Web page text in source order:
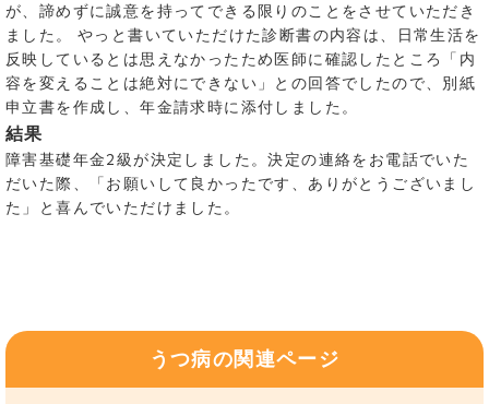
が、諦めずに誠意を持ってできる限りのことをさせていただき
ました。 やっと書いていただけた診断書の内容は、日常生活を
反映しているとは思えなかったため医師に確認したところ「内
容を変えることは絶対にできない」との回答でしたので、別紙
申立書を作成し、年金請求時に添付しました。
結果
障害基礎年金2級が決定しました。決定の連絡をお電話でいた
だいた際、「お願いして良かったです、ありがとうございまし
た」と喜んでいただけました。
うつ病の関連ページ